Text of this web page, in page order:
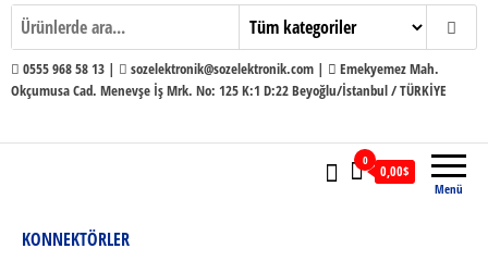
Söz Elektronik Konnektör ve Kabloları
Toptan ve Perakende
Söz Elektronik
0555 968 58 13 | sozelektronik@sozelektronik.com |
Emekyemez Mah.
Okçumusa Cad. Menevşe İş Mrk. No: 125 K:1 D:22 Beyoğlu/İstanbul / TÜRKİYE
Menü
0
0,00$
KONNEKTÖRLER